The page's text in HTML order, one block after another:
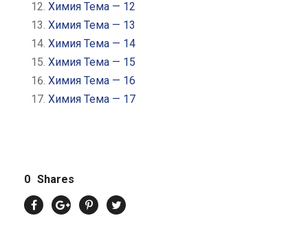
Химия Тема — 12
Химия Тема — 13
Химия Тема — 14
Химия Тема — 15
Химия Тема — 16
Химия Тема — 17
0 Shares